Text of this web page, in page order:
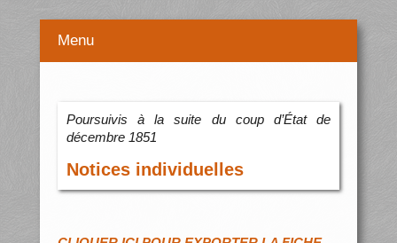
Menu
Poursuivis à la suite du coup d’État de
décembre 1851
Notices individuelles